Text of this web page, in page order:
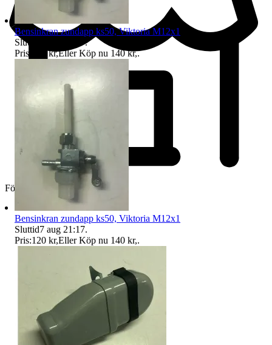
Företag
Bensinkran zundapp ks50, Viktoria M12x1
Sluttid
7 aug 21:17.
Pris:
120 kr,Eller Köp nu 140 kr,.
Bensinkran zundapp ks50, Viktoria M12x1
Sluttid7 aug 21:17.
Pris:120 kr,Eller Köp nu 140 kr,.